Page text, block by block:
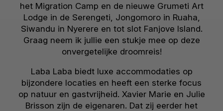
het Migration Camp en de nieuwe Grumeti Art
Lodge in de Serengeti, Jongomoro in Ruaha,
Siwandu in Nyerere en tot slot Fanjove Island.
Graag neem ik jullie een stukje mee op deze
onvergetelijke droomreis!
Laba Laba biedt luxe accommodaties op
bijzondere locaties en heeft een sterke focus
op natuur en gastvrijheid. Xavier Marie en Julie
Brisson zijn de eigenaren. Dat zij eerder het